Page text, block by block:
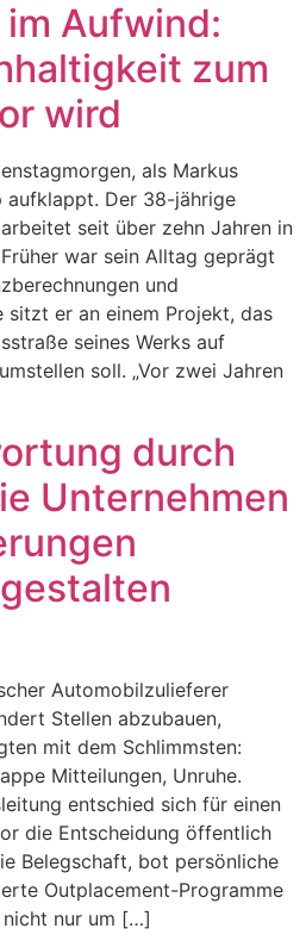
Aufwind:
zum
wird
als Markus
aufklappt. Der 38-jährige
seit über zehn Jahren in
war sein Alltag geprägt
und
sitzt er an einem Projekt, das
seines Werks auf
soll. „Vor zwei Jahren
durch
Unternehmen
Automobilzulieferer
Stellen abzubauen,
mit dem Schlimmsten:
Mitteilungen, Unruhe.
entschied sich für einen
die Entscheidung öffentlich
Belegschaft, bot persönliche
Outplacement-Programme
nicht nur um […]